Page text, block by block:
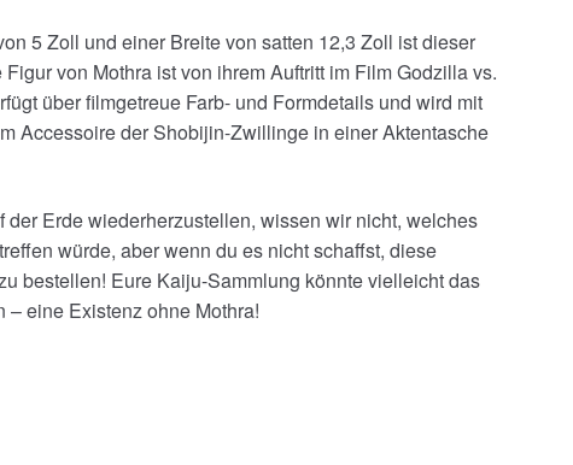
5 Zoll und einer Breite von satten 12,3 Zoll ist dieser
von Mothra ist von ihrem Auftritt im Film Godzilla vs.
über filmgetreue Farb- und Formdetails und wird mit
Accessoire der Shobijin-Zwillinge in einer Aktentasche
Erde wiederherzustellen, wissen wir nicht, welches
würde, aber wenn du es nicht schaffst, diese
bestellen! Eure Kaiju-Sammlung könnte vielleicht das
eine Existenz ohne Mothra!